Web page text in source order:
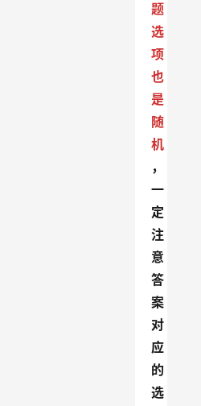
题
选
项
也
是
随
机
，
一
定
注
意
答
案
对
应
的
选